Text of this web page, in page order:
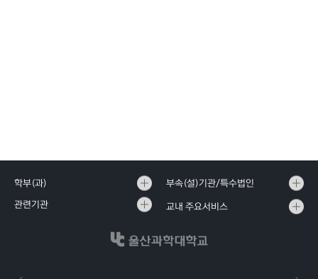
학부(과) 부속(설)기관/특수법인
관련기관 교내 주요서비스